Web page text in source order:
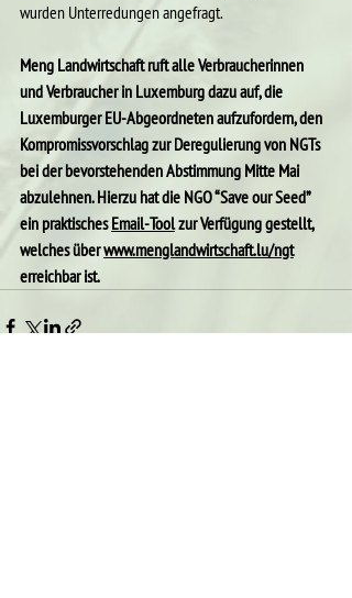
wurden Unterredungen angefragt.
Meng Landwirtschaft ruft alle Verbraucherinnen
und Verbraucher in Luxemburg dazu auf, die
Luxemburger EU-Abgeordneten aufzufordern, den
Kompromissvorschlag zur Deregulierung von NGTs
bei der bevorstehenden Abstimmung Mitte Mai
abzulehnen. Hierzu hat die NGO “Save our Seed”
ein praktisches Email-Tool zur Verfügung gestellt,
welches über www.menglandwirtschaft.lu/ngt
erreichbar ist.